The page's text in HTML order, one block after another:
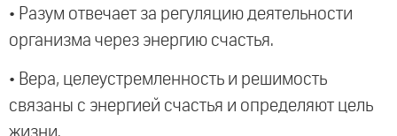
• Разум отвечает за регуляцию деятельности
организма через энергию счастья.
• Вера, целеустремленность и решимость
связаны с энергией счастья и определяют цель